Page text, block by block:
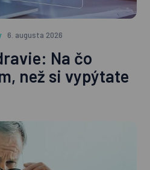
6. augusta 2026
Na čo
než si vypýtate